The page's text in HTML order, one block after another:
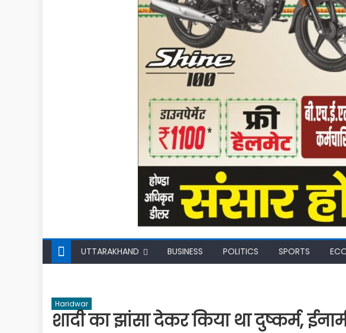
UTTARAKHAND BUSINESS POLITICS SPORTS
Haridwar
शादी का झांसा देकर किया था दुष्कर्म,